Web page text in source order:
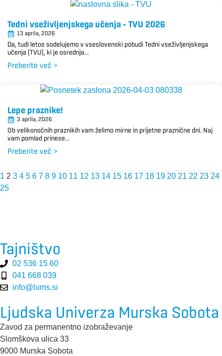
Tedni vseživljenjskega učenja – TVU 2026
13 aprila, 2026
Da, tudi letos sodelujemo v vseslovenski pobudi Tedni vseživljenjskega
učenja (TVU), ki je osrednja...
Preberite več >
Lepe praznike!
3 aprila, 2026
Ob velikonočnih praznikih vam želimo mirne in prijetne praznične dni. Naj
vam pomlad prinese...
Preberite več >
1 2 3 4 5 6 7 8 9 10 11 12 13 14 15 16 17 18 19 20 21 22 23 24
25
Tajništvo
02 536 15 60
041 668 039
info@lums.si
Ljudska Univerza Murska Sobota
Zavod za permanentno izobraževanje
Slomškova ulica 33
9000 Murska Sobota